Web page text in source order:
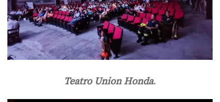
Teatro Union Honda.